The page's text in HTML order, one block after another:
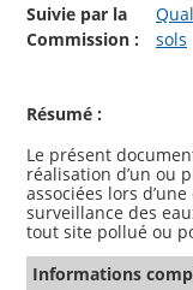
Suivie par la
Commission :
sols
Résumé :
Le présent
réalisation d’un ou
associées lors
surveillance des
Informations